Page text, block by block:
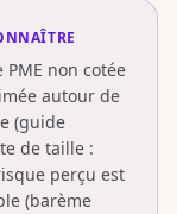
non cotée
autour de
(guide
de taille :
perçu est
(barème